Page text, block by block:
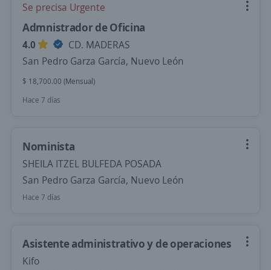
Se precisa Urgente
Admnistrador de Oficina
4.0
CD. MADERAS
San Pedro Garza García, Nuevo León
$ 18,700.00 (Mensual)
Hace 7 días
Nominista
SHEILA ITZEL BULFEDA POSADA
San Pedro Garza García, Nuevo León
Hace 7 días
Asistente administrativo y de operaciones
Kifo